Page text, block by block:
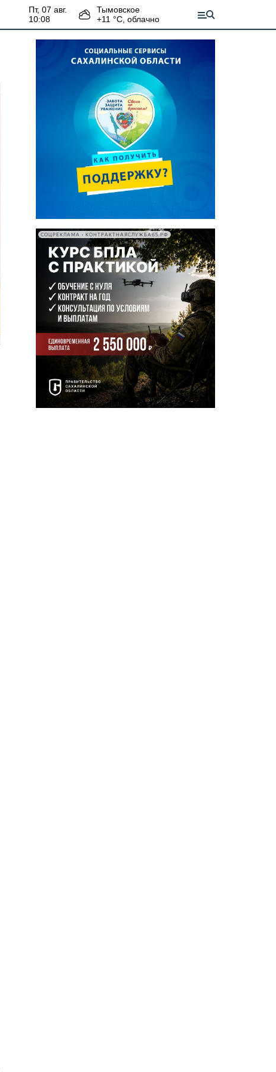
пт, 07 авг.
10:08
Тымовское
+11 °С, облачно
СОЦРЕКЛАМА • КОНТРАКТНАЯСЛУЖБА65.РФ